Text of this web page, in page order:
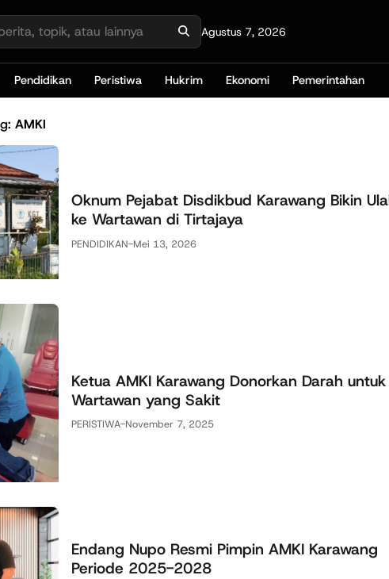
Agustus 7, 2026
Pendidikan Peristiwa Hukrim Ekonomi Pemerintahan
AMKI
Oknum Pejabat Disdikbud Karawang Bikin
ke Wartawan di Tirtajaya
PENDIDIKAN-Mei 13, 2026
Ketua AMKI Karawang Donorkan Darah untuk
Wartawan yang Sakit
PERISTIWA-November 7, 2025
Endang Nupo Resmi Pimpin AMKI Karawang
Periode 2025-2028